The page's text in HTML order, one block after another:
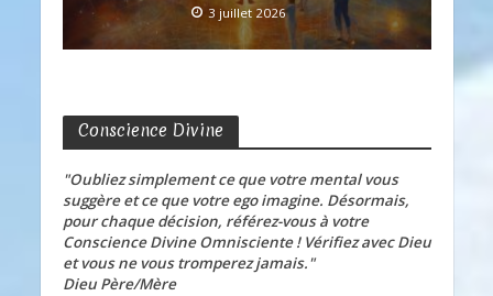
3 juillet 2026
Conscience Divine
"Oubliez simplement ce que votre mental vous
suggère et ce que votre ego imagine. Désormais,
pour chaque décision, référez-vous à votre
Conscience Divine Omnisciente ! Vérifiez avec Dieu
et vous ne vous tromperez jamais."
Dieu Père/Mère